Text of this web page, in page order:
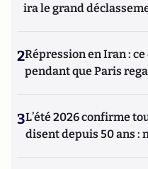
ira le grand
2Répression en Iran :
pendant que Paris
3L’été 2026 confirme
disent depuis 50 ans :